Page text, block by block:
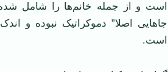
است و از جمله خانم‌ها را شامل
جاهایی اصلا” دموکراتیک نبوده و
است.